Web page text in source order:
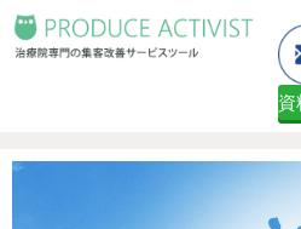
資